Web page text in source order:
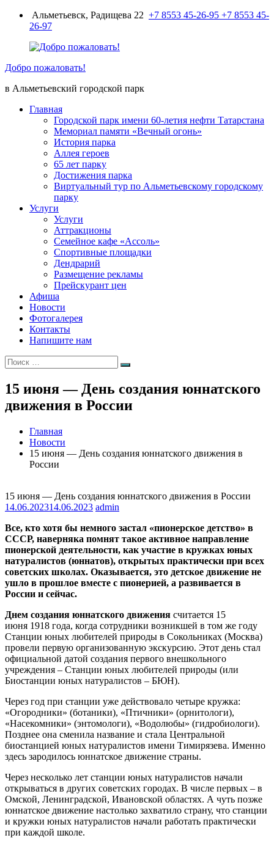
ПерейтиАльметьевск, Радищева 22 +7 8553 45-26-95 +7 8553 45-
26-97
Добро пожаловать!
в Альметьевский городской парк
Главная
Городской парк имени 60-летия нефти Татарстана
Мемориал памяти «Вечный огонь»
История парка
Аллея героев
65 лет парку
Достижения парка
Виртуальный тур по Альметьевскому городскому
парку
Услуги
Услуги
Аттракционы
Семейное кафе «Ассоль»
Спортивные площадки
Дендрарий
Размещение рекламы
Прейскурант цен
Афиша
Новости
Фотогалерея
Контакты
Напишите нам
Искать:
Поиск
15 июня — День создания юннатского
движения в России
Главная
Новости
15 июня — День создания юннатского движения в
России
15 июня — День создания юннатского движения в России
14.06.202314.06.2023 admin
Все, кто хотя бы немного застал «пионерское детство» в
СССР, наверняка помнят такое активное направление
пионерской деятельности, как участие в кружках юных
натуралистов (юннатов), открытых практически при всех
советских школах. Оказывается, это детское движение не
ушло в прошлое вместе с пионерией, а развивается в
России и сейчас.
Днем создания юннатского движения считается 15
июня 1918 года, когда сотрудники возникшей в том же году
Станции юных любителей природы в Сокольниках (Москва)
провели первую организованную экскурсию. Этот день стал
официальной датой создания первого внешкольного
учреждения – Станции юных любителей природы (или
Биостанции юных натуралистов – БЮН).
Через год при станции уже действовало четыре кружка:
«Огородники» (ботаники), «Птичники» (орнитологи),
«Насекомники» (энтомологи), «Водолюбы» (гидробиологи).
Позднее она сменила название и стала Центральной
биостанцией юных натуралистов имени Тимирязева. Именно
здесь зародилось юннатское движение страны.
Через несколько лет станции юных натуралистов начали
открываться в других советских городах. В числе первых – в
Омской, Ленинградской, Ивановской областях. А чуть позже
юннатское движение настолько захватило страну, что станции
и кружки юных натуралистов начали работать практически
при каждой школе.